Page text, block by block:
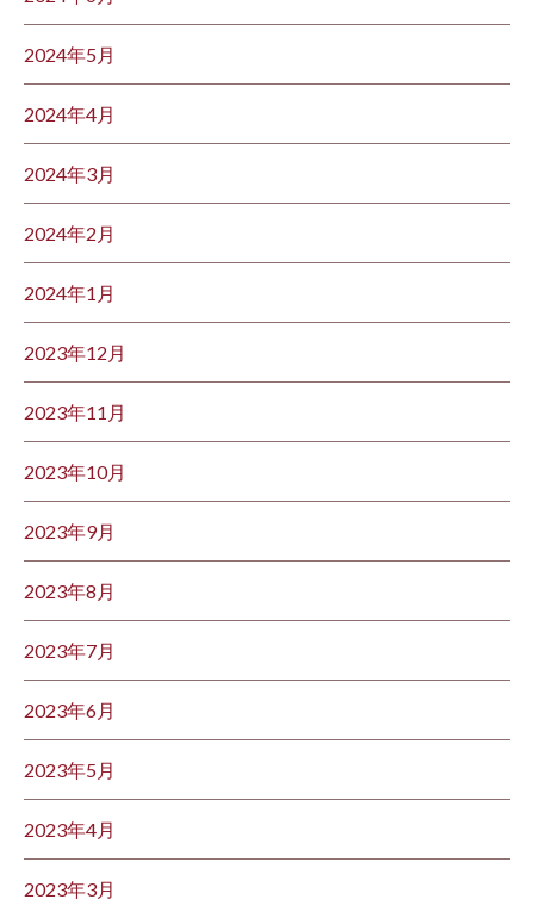
2024年5月
2024年4月
2024年3月
2024年2月
2024年1月
2023年12月
2023年11月
2023年10月
2023年9月
2023年8月
2023年7月
2023年6月
2023年5月
2023年4月
2023年3月